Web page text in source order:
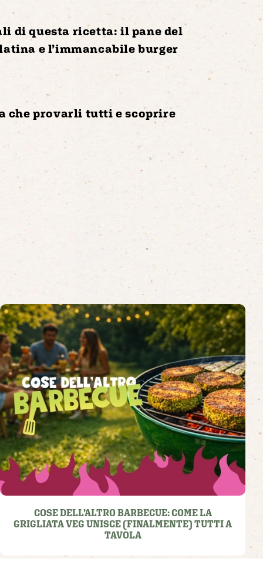
di questa ricetta: il pane del
e l’immancabileburger
che provarli tutti e scoprire
COSE DELL’ALTRO BARBECUE: COME LA
GRIGLIATA VEG UNISCE (FINALMENTE) TUTTI A
TAVOLA